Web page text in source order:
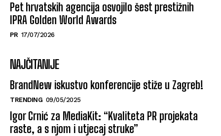
Pet hrvatskih agencija osvojilo šest prestižnih
IPRA Golden World Awards
PR 17/07/2026
NAJČITANIJE
BrandNew iskustvo konferencije stiže u Zagreb!
TRENDING 09/05/2025
Igor Crnić za MediaKit: “Kvaliteta PR projekata
raste, a s njom i utjecaj struke”